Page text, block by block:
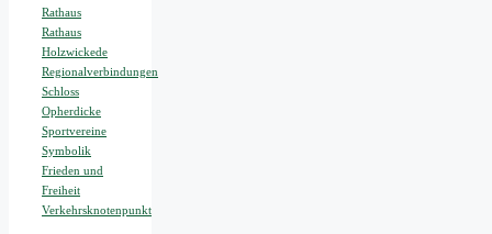
Rathaus
Rathaus
Holzwickede
Regionalverbindungen
Schloss
Opherdicke
Sportvereine
Symbolik
Frieden und
Freiheit
Verkehrsknotenpunkt